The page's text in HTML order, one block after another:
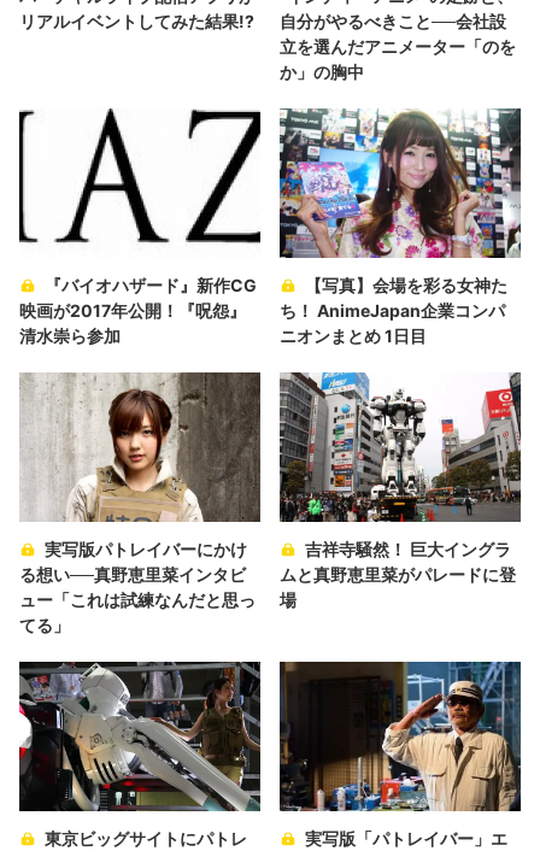
リアルイベントしてみた結果!?
自分がやるべきこと──会社設
立を選んだアニメーター「のを
か」の胸中
『バイオハザード』新作CG
映画が2017年公開！『呪怨』
清水崇ら参加
【写真】会場を彩る女神た
ち！ AnimeJapan企業コンパ
ニオンまとめ 1日目
実写版パトレイバーにかけ
る想い──真野恵里菜インタビ
ュー「これは試練なんだと思っ
てる」
吉祥寺騒然！ 巨大イングラ
ムと真野恵里菜がパレードに登
場
東京ビッグサイトにパトレ 実写版「パトレイバー」エ